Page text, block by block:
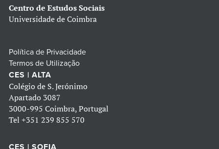
Centro de Estudos Sociais
Universidade de Coimbra
Política de Privacidade
Termos de Utilização
CES | ALTA
Colégio de S. Jerónimo
Apartado 3087
3000-995 Coimbra, Portugal
Tel +351 239 855 570
CES | SOFIA